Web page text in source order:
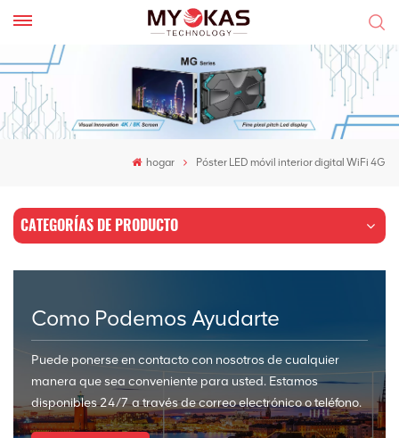
hogar Póster LED móvil interior digital WiFi 4G
CATEGORÍAS DE PRODUCTO
Como Podemos Ayudarte
Puede ponerse en contacto con nosotros de cualquier
manera que sea conveniente para usted. Estamos
disponibles 24/7 a través de correo electrónico o teléfono.